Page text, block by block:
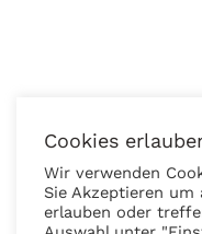
© Copyright
Cookies
Wir verwenden
Sie Akzeptieren um
erlauben oder